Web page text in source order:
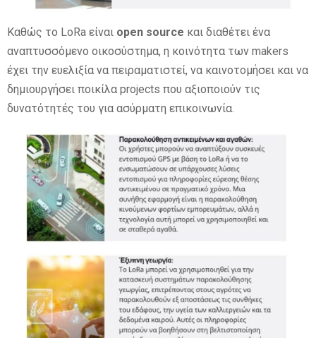
Καθώς το LoRa είναι open source και διαθέτει ένα
αναπτυσσόμενο οικοσύστημα, η κοινότητα των makers
έχει την ευελιξία να πειραματιστεί, να καινοτομήσει και να
δημιουργήσει ποικίλα projects που αξιοποιούν τις
δυνατότητές του για ασύρματη επικοινωνία.